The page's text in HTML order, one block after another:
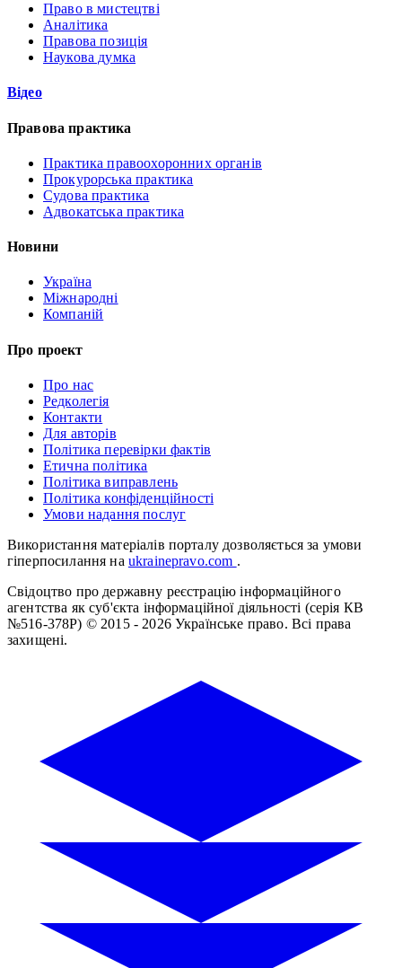
Право в мистецтві
Аналітика
Правова позиція
Наукова думка
Відео
Правова практика
Практика правоохоронних органів
Прокурорська практика
Судова практика
Адвокатська практика
Новини
Україна
Міжнародні
Компаній
Про проект
Про нас
Редколегія
Контакти
Для авторів
Політика перевірки фактів
Етична політика
Політика виправлень
Політика конфіденційності
Умови надання послуг
Використання матеріалів порталу дозволяється за умови
гіперпосилання на ukrainepravo.com .
Свідоцтво про державну реєстрацію інформаційного
агентства як суб'єкта інформаційної діяльності (серія КВ
№516-378Р) © 2015 - 2026 Українське право. Всі права
захищені.